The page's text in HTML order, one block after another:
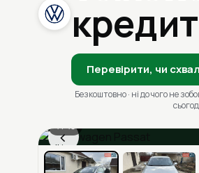
Перевірити, чи
Безкоштовно · ні до чого не
‹
1 / 13
Ціна в місяць